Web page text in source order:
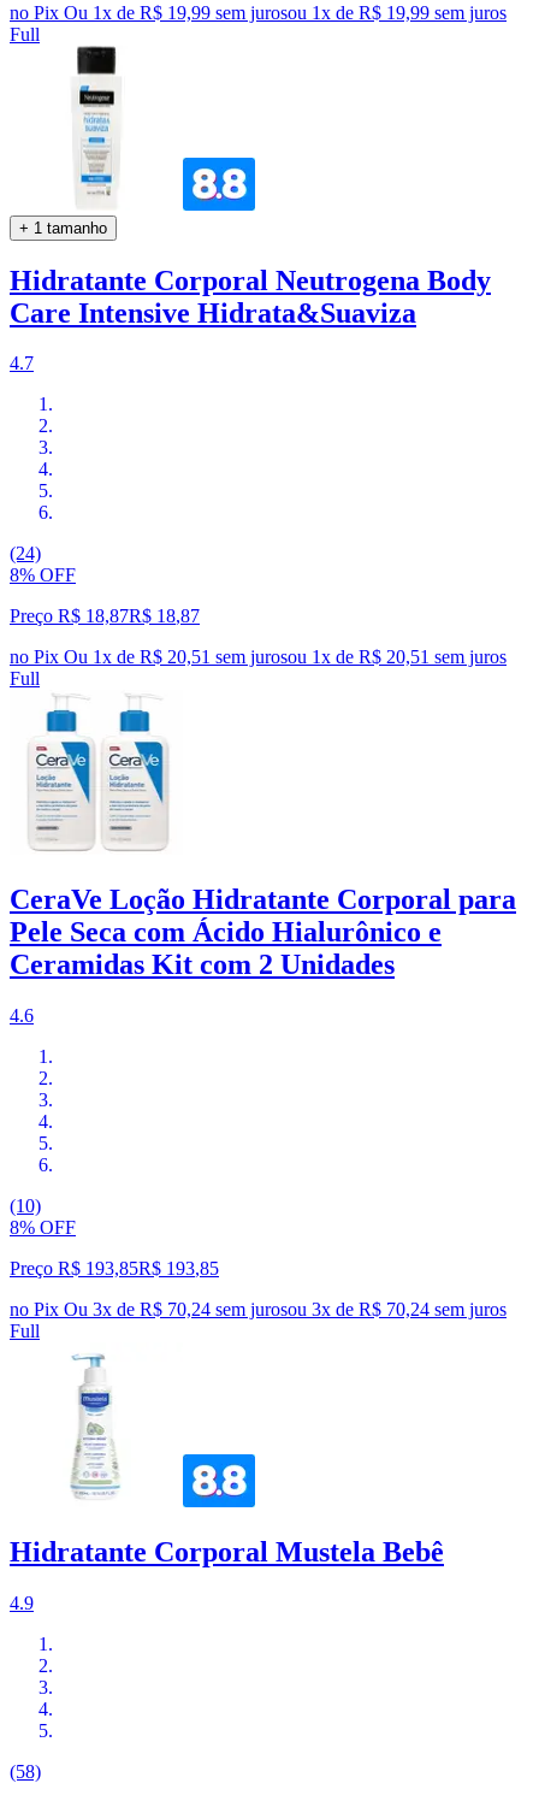
no Pix Ou 1x de R$ 19,99 sem jurosou 1x de R$ 19,99 sem juros
Full
+ 1 tamanho
Hidratante Corporal Neutrogena Body
Care Intensive Hidrata&Suaviza
4.7
(24)
8% OFF
Preço R$ 18,87R$ 18,87
no Pix Ou 1x de R$ 20,51 sem jurosou 1x de R$ 20,51 sem juros
Full
CeraVe Loção Hidratante Corporal para
Pele Seca com Ácido Hialurônico e
Ceramidas Kit com 2 Unidades
4.6
(10)
8% OFF
Preço R$ 193,85R$ 193,85
no Pix Ou 3x de R$ 70,24 sem jurosou 3x de R$ 70,24 sem juros
Full
Hidratante Corporal Mustela Bebê
4.9
(58)